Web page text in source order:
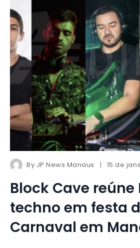
By JP News Manaus 15 de
Block Cave reúne
techno em festa
Carnaval em